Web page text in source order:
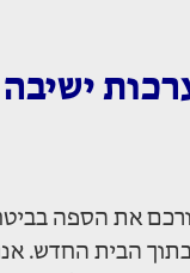
את הספה
הבית החדש.